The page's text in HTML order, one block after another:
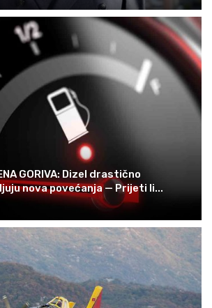
GORIVA: Dizel drastično
nova povećanja — Prijeti li...